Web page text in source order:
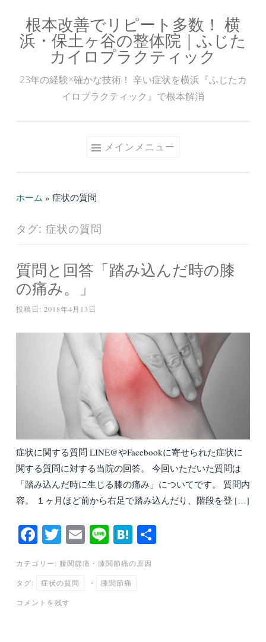
ン
根本改善でリピート多数！ 横
浜・保土ヶ谷の整体院｜ふじた
カイロプラクティック
23年の経験×確かな技術！ 辛い症状を横浜『ふじたカ
イロプラクティック』で根本解消
メインメニュー
ホーム » 症状の質問
タグ: 症状の質問
質問と回答「踏み込んだ時の膝
の痛み。」
投稿日: 2018年4月13日
症状に関する質問 LINE@やFacebookに寄せられた症状に
関する質問に対する当院の回答。 今回いただいた質問は
「踏み込んだ時に生じる膝の痛み」についてです。 質問内
容。 １ヶ月ほど前から右足で踏み込んだり、階段を登 […]
Fa
ce
bo
ok
T
wi
tte
r
E
m
ail
Li
ne
H
at
en
カテゴリー: 膝関節痛 ・ 膝関節痛の原因
タグ: 症状の質問 ・ 膝関節痛
コメントを残す